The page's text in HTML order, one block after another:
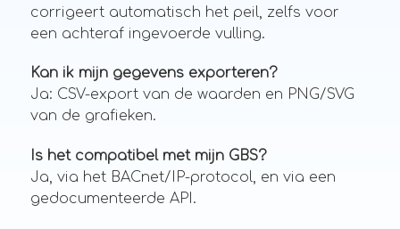
corrigeert automatisch het peil, zelfs voor
een achteraf ingevoerde vulling.
Kan ik mijn gegevens exporteren?
Ja: CSV-export van de waarden en PNG/SVG
van de grafieken.
Is het compatibel met mijn GBS?
Ja, via het BACnet/IP-protocol, en via een
gedocumenteerde API.